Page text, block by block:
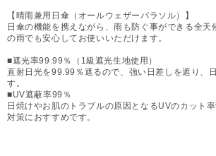
【晴雨兼用日傘（オールウェザーパラソル）】
日傘の機能を携えながら、雨も防ぐ事ができる全天
の雨でも安心してお使いいただけます。
■遮光率99.99％（1級遮光生地使用）
直射日光を99.99％遮るので、強い日差しを遮り、
す。
■UV遮蔽率99％
日焼けやお肌のトラブルの原因となるUVのカット
対策におすすめです。